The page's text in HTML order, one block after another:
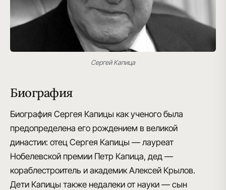
Сергей Капица
Биография
Биография Сергея Капицы как ученого была
предопределена его рождением в великой
династии: отец Сергея Капицы — лауреат
Нобелевской премии Петр Капица, дед —
кораблестроитель и академик Алексей Крылов.
Дети Капицы также недалеки от науки — сын